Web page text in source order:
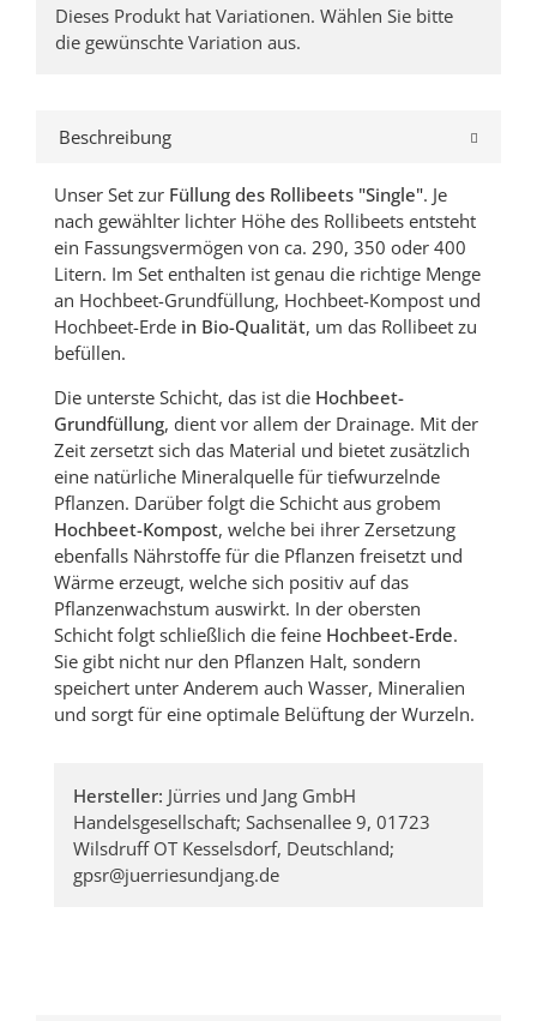
x
Dieses Produkt hat Variationen. Wählen Sie bitte
die gewünschte Variation aus.
Beschreibung
Unser Set zur Füllung des Rollibeets "Single". Je
nach gewählter lichter Höhe des Rollibeets entsteht
ein Fassungsvermögen von ca. 290, 350 oder 400
Litern. Im Set enthalten ist genau die richtige Menge
an Hochbeet-Grundfüllung, Hochbeet-Kompost und
Hochbeet-Erde in Bio-Qualität, um das Rollibeet zu
befüllen.
Die unterste Schicht, das ist die Hochbeet-
Grundfüllung, dient vor allem der Drainage. Mit der
Zeit zersetzt sich das Material und bietet zusätzlich
eine natürliche Mineralquelle für tiefwurzelnde
Pflanzen. Darüber folgt die Schicht aus grobem
Hochbeet-Kompost, welche bei ihrer Zersetzung
ebenfalls Nährstoffe für die Pflanzen freisetzt und
Wärme erzeugt, welche sich positiv auf das
Pflanzenwachstum auswirkt. In der obersten
Schicht folgt schließlich die feine Hochbeet-Erde.
Sie gibt nicht nur den Pflanzen Halt, sondern
speichert unter Anderem auch Wasser, Mineralien
und sorgt für eine optimale Belüftung der Wurzeln.
Hersteller: Jürries und Jang GmbH
Handelsgesellschaft; Sachsenallee 9, 01723
Wilsdruff OT Kesselsdorf, Deutschland;
gpsr@juerriesundjang.de